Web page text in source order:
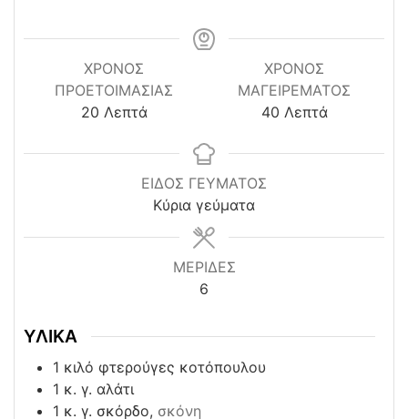
ΧΡΌΝΟΣ
ΠΡΟΕΤΟΙΜΑΣΊΑΣ
20minutes
Λεπτά
ΧΡΟΝΟΣ
ΜΑΓΕΙΡΕΜΑΤΟΣ
40minutes
Λεπτά
ΕΙΔΟΣ ΓΕΥΜΑΤΟΣ
Κύρια γεύματα
ΜΕΡΙΔΕΣ
6
ΥΛΙΚΑ
1 κιλό φτερούγες κοτόπουλου
1 κ. γ. αλάτι
1 κ. γ. σκόρδο, σκόνη